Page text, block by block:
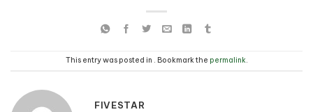
This entry was posted in . Bookmark the permalink.
FIVESTAR